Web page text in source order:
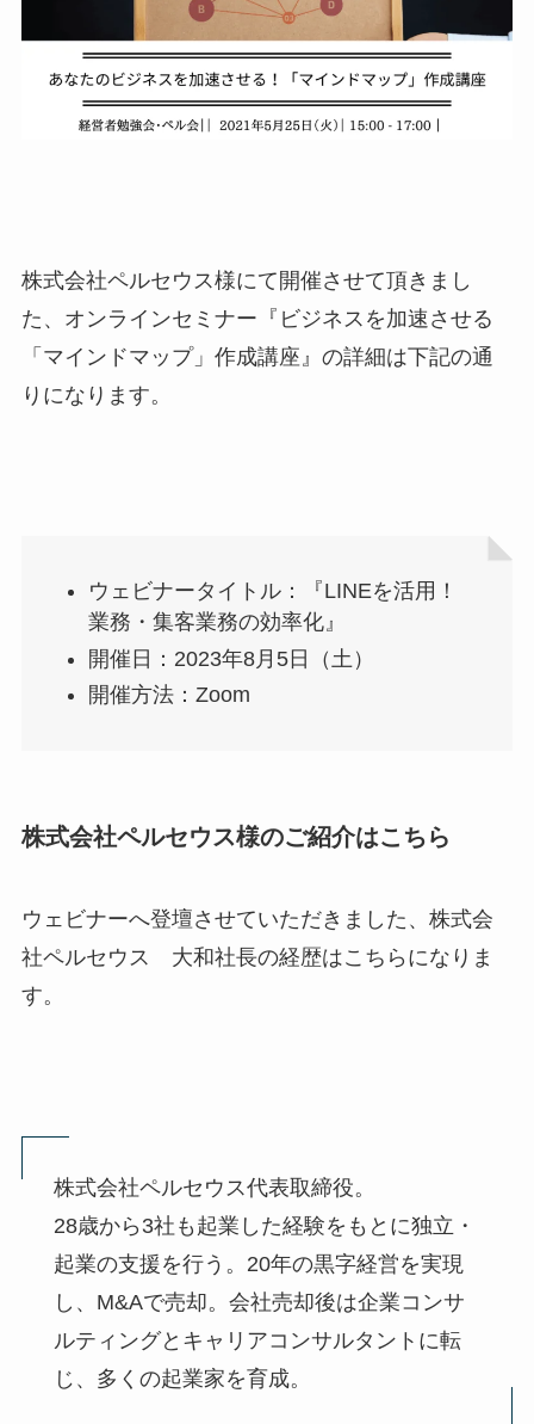
株式会社ペルセウス様にて開催させて頂きまし
た、オンラインセミナー『ビジネスを加速させる
「マインドマップ」作成講座』の詳細は下記の通
りになります。
ウェビナータイトル：『LINEを活用！
業務・集客業務の効率化』
開催日：2023年8月5日（土）
開催方法：Zoom
株式会社ペルセウス様のご紹介はこちら
ウェビナーへ登壇させていただきました、株式会
社ペルセウス 大和社長の経歴はこちらになりま
す。
株式会社ペルセウス代表取締役。
28歳から3社も起業した経験をもとに独立・
起業の支援を行う。20年の黒字経営を実現
し、M&Aで売却。会社売却後は企業コンサ
ルティングとキャリアコンサルタントに転
じ、多くの起業家を育成。